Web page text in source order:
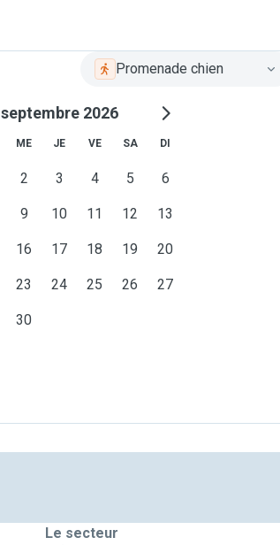
Promenade chien
septembre 2026
ME JE VE SA DI
2 3 4 5 6
9 10 11 12 13
16 17 18 19 20
23 24 25 26 27
30
Le secteur